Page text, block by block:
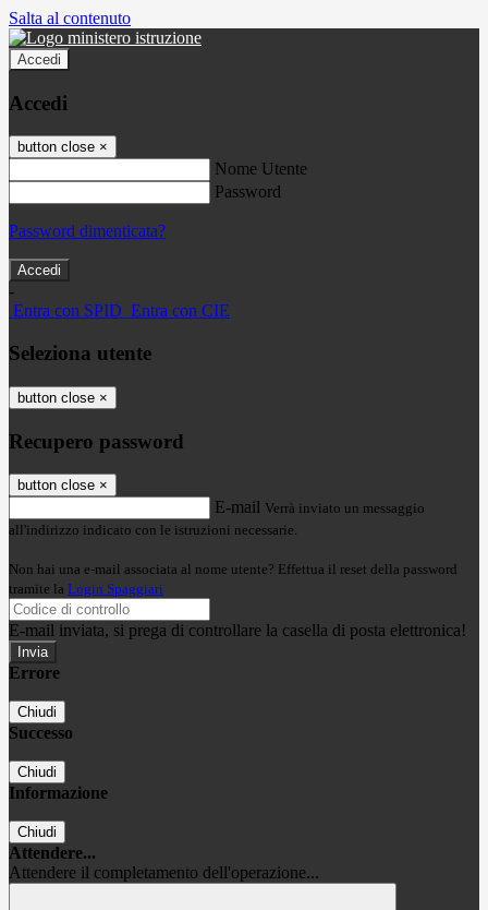
Salta al contenuto
Accedi
Accedi
button close ×
Nome Utente
Password
Password dimenticata?
-
Entra con SPID Entra con CIE
Seleziona utente
button close ×
Recupero password
button close ×
E-mail Verrà inviato un messaggio
all'indirizzo indicato con le istruzioni necessarie.
Non hai una e-mail associata al nome utente? Effettua il reset della password
tramite la Login Spaggiari
E-mail inviata, si prega di controllare la casella di posta elettronica!
Errore
Chiudi
Successo
Chiudi
Informazione
Chiudi
Attendere...
Attendere il completamento dell'operazione...